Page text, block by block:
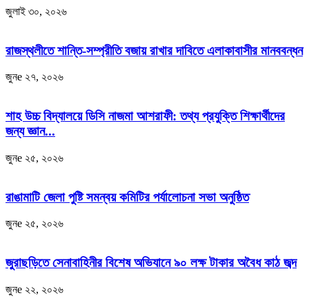
জুলাই ৩০, ২০২৬
রাজস্থলীতে শান্তি-সম্প্রীতি বজায় রাখার দাবিতে এলাকাবাসীর মানববন্ধন
জুনe ২৭, ২০২৬
শাহ উচ্চ বিদ্যালয়ে ডিসি নাজমা আশরাফী: তথ্য প্রযুক্তি শিক্ষার্থীদের
জন্য জ্ঞান...
জুনe ২৫, ২০২৬
রাঙামাটি জেলা পুষ্টি সমন্বয় কমিটির পর্যালোচনা সভা অনুষ্ঠিত
জুনe ২৫, ২০২৬
জুরাছড়িতে সেনাবাহিনীর বিশেষ অভিযানে ৯০ লক্ষ টাকার অবৈধ কাঠ জব্দ
জুনe ২২, ২০২৬